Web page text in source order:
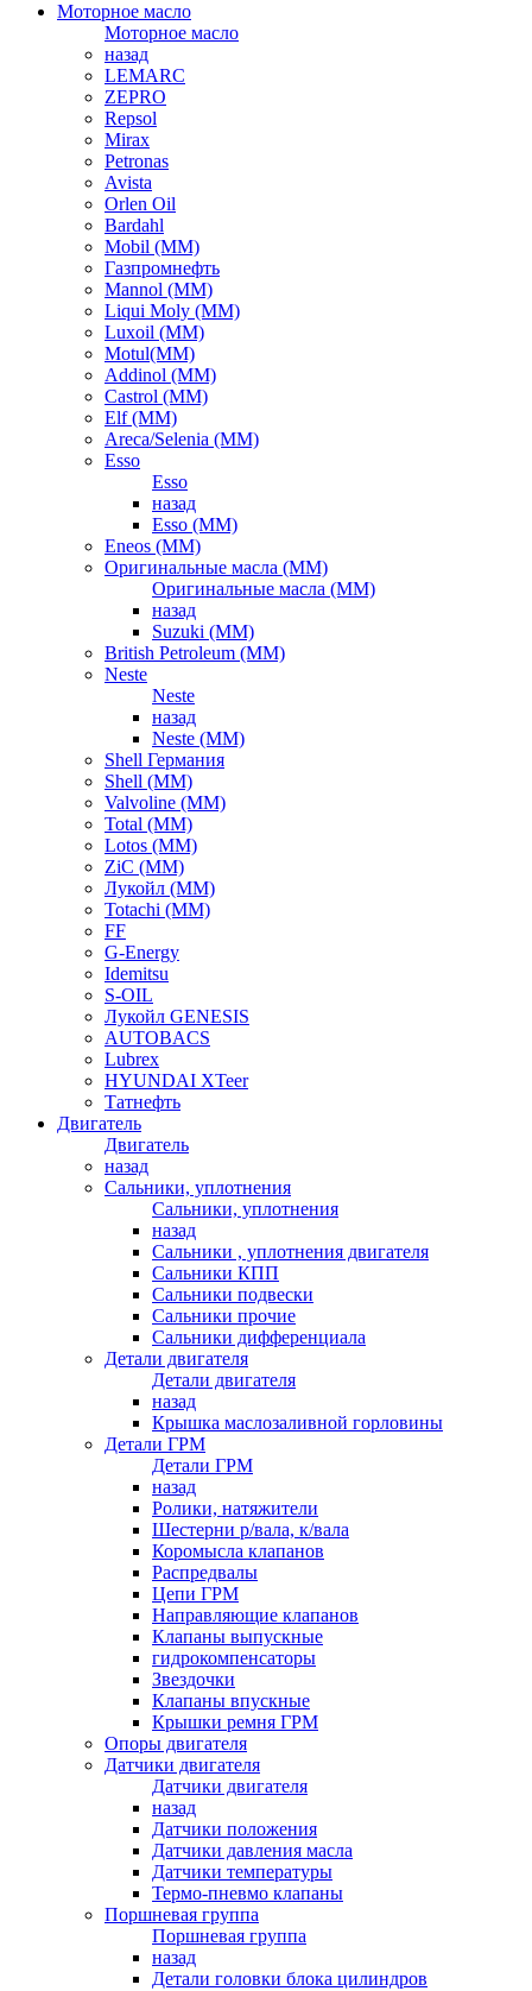
Моторное масло
Моторное масло
назад
LEMARC
ZEPRO
Repsol
Mirax
Petronas
Avista
Orlen Oil
Bardahl
Mobil (ММ)
Газпромнефть
Mannol (ММ)
Liqui Moly (ММ)
Luxoil (ММ)
Motul(ММ)
Addinol (ММ)
Castrol (ММ)
Elf (ММ)
Areca/Selenia (ММ)
Esso
Esso
назад
Esso (ММ)
Eneos (ММ)
Оригинальные масла (ММ)
Оригинальные масла (ММ)
назад
Suzuki (ММ)
British Petroleum (ММ)
Neste
Neste
назад
Neste (ММ)
Shell Германия
Shell (ММ)
Valvoline (ММ)
Total (ММ)
Lotos (ММ)
ZiC (ММ)
Лукойл (ММ)
Totachi (MM)
FF
G-Energy
Idemitsu
S-OIL
Лукойл GENESIS
AUTOBACS
Lubrex
HYUNDAI XTeer
Татнефть
Двигатель
Двигатель
назад
Сальники, уплотнения
Сальники, уплотнения
назад
Сальники , уплотнения двигателя
Сальники КПП
Сальники подвески
Сальники прочие
Сальники дифференциала
Детали двигателя
Детали двигателя
назад
Крышка маслозаливной горловины
Детали ГРМ
Детали ГРМ
назад
Ролики, натяжители
Шестерни р/вала, к/вала
Коромысла клапанов
Распредвалы
Цепи ГРМ
Направляющие клапанов
Клапаны выпускные
гидрокомпенсаторы
Звездочки
Клапаны впускные
Крышки ремня ГРМ
Опоры двигателя
Датчики двигателя
Датчики двигателя
назад
Датчики положения
Датчики давления масла
Датчики температуры
Термо-пневмо клапаны
Поршневая группа
Поршневая группа
назад
Детали головки блока цилиндров